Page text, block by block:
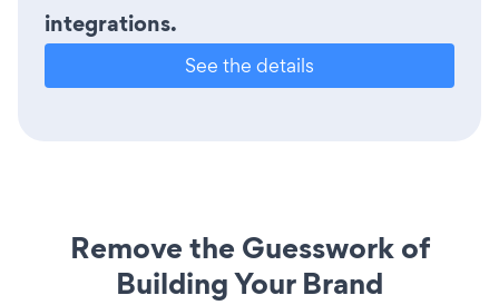
integrations.
See the details
Remove the Guesswork of
Building Your Brand